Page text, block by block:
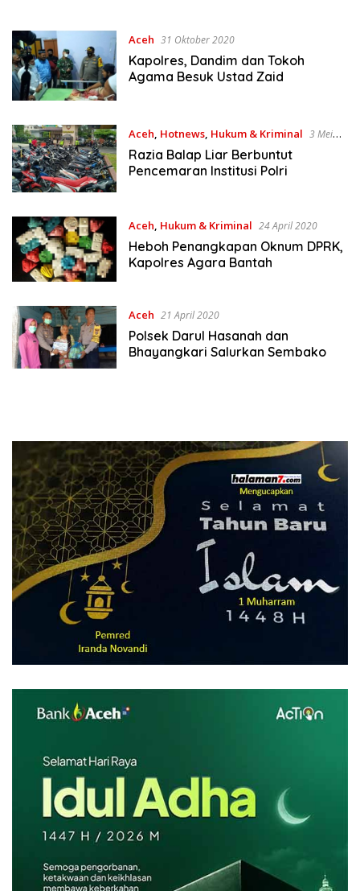
Aceh 31 Oktober 2020
Kapolres, Dandim dan Tokoh
Agama Besuk Ustad Zaid
Aceh, Hotnews, Hukum & Kriminal 3 Mei
2020
Razia Balap Liar Berbuntut
Pencemaran Institusi Polri
Aceh, Hukum & Kriminal 24 April 2020
Heboh Penangkapan Oknum DPRK,
Kapolres Agara Bantah
Aceh 21 April 2020
Polsek Darul Hasanah dan
Bhayangkari Salurkan Sembako